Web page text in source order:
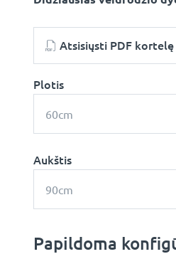
Atsisiųsti PDF kortelę
Plotis
60cm
Aukštis
90cm
Papildoma